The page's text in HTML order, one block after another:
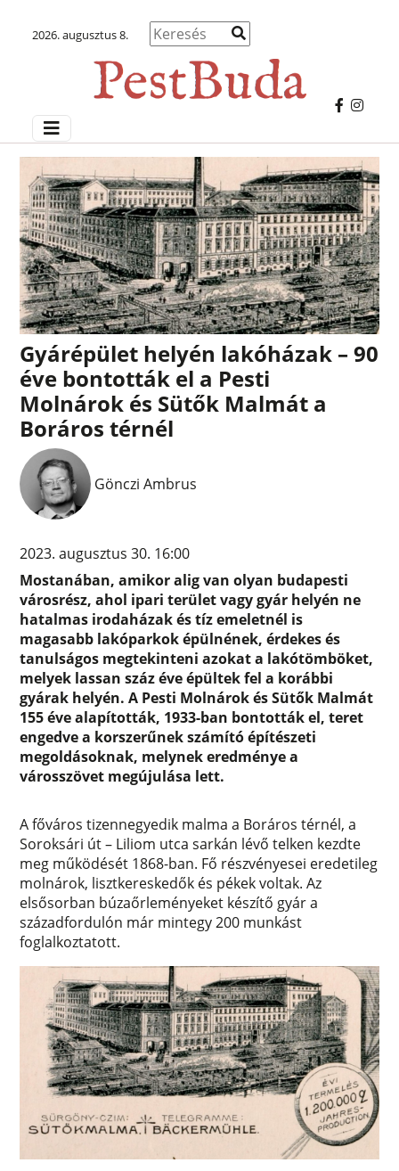
2026. augusztus 8.
Gyárépület helyén lakóházak – 90
éve bontották el a Pesti
Molnárok és Sütők Malmát a
Boráros térnél
Gönczi Ambrus
2023. augusztus 30. 16:00
Mostanában, amikor alig van olyan budapesti
városrész, ahol ipari terület vagy gyár helyén ne
hatalmas irodaházak és tíz emeletnél is
magasabb lakóparkok épülnének, érdekes és
tanulságos megtekinteni azokat a lakótömböket,
melyek lassan száz éve épültek fel a korábbi
gyárak helyén. A Pesti Molnárok és Sütők Malmát
155 éve alapították, 1933-ban bontották el, teret
engedve a korszerűnek számító építészeti
megoldásoknak, melynek eredménye a
városszövet megújulása lett.
A főváros tizennegyedik malma a Boráros térnél, a
Soroksári út – Liliom utca sarkán lévő telken kezdte
meg működését 1868-ban. Fő részvényesei eredetileg
molnárok, lisztkereskedők és pékek voltak. Az
elsősorban búzaőrleményeket készítő gyár a
századfordulón már mintegy 200 munkást
foglalkoztatott.